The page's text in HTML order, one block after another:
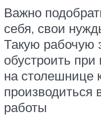
Важно
себя, свои
Такую рабочую
обустроить
на столешнице
производиться
работы